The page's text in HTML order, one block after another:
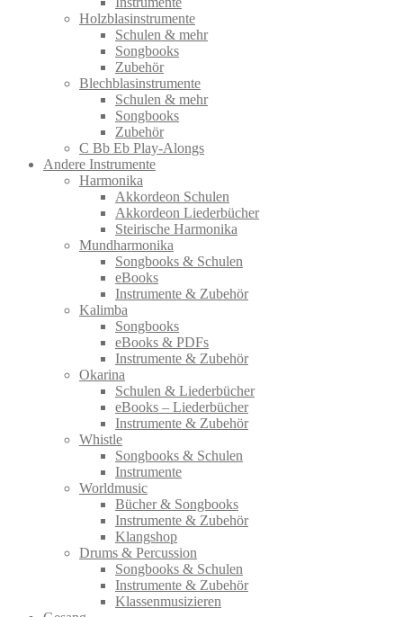
Holzblasinstrumente
Schulen & mehr
Songbooks
Zubehör
Blechblasinstrumente
Schulen & mehr
Songbooks
Zubehör
C Bb Eb Play-Alongs
Andere Instrumente
Harmonika
Akkordeon Schulen
Akkordeon Liederbücher
Steirische Harmonika
Mundharmonika
Songbooks & Schulen
eBooks
Instrumente & Zubehör
Kalimba
Songbooks
eBooks & PDFs
Instrumente & Zubehör
Okarina
Schulen & Liederbücher
eBooks – Liederbücher
Instrumente & Zubehör
Whistle
Songbooks & Schulen
Instrumente
Worldmusic
Bücher & Songbooks
Instrumente & Zubehör
Klangshop
Drums & Percussion
Songbooks & Schulen
Instrumente & Zubehör
Klassenmusizieren